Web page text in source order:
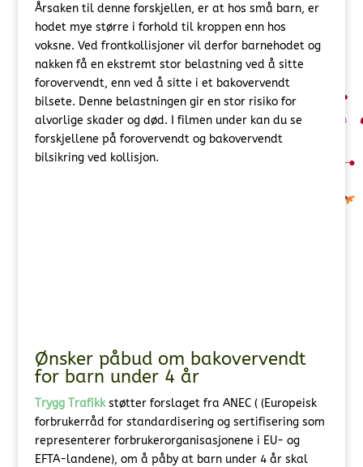
Årsaken til denne forskjellen, er at hos små barn, er
hodet mye større i forhold til kroppen enn hos
voksne. Ved frontkollisjoner vil derfor barnehodet og
nakken få en ekstremt stor belastning ved å sitte
forovervendt, enn ved å sitte i et bakovervendt
bilsete. Denne belastningen gir en stor risiko for
alvorlige skader og død. I filmen under kan du se
forskjellene på forovervendt og bakovervendt
bilsikring ved kollisjon.
Ønsker påbud om bakovervendt
for barn under 4 år
Trygg Trafikk støtter forslaget fra ANEC ( (Europeisk
forbrukerråd for standardisering og sertifisering som
representerer forbrukerorganisasjonene i EU- og
EFTA-landene), om å påby at barn under 4 år skal